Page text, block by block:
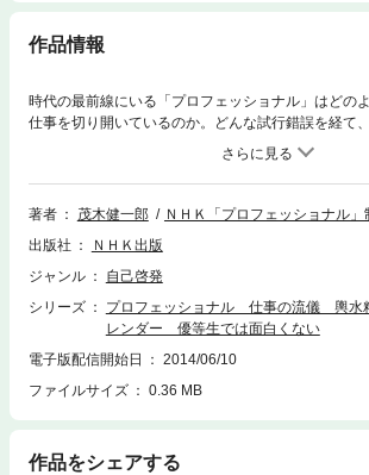
作品情報
時代の最前線にいる「プロフェッショナル」はどの
仕事を切り開いているのか。どんな試行錯誤を経て
か。時代をどのように見つめ、次に進んでいこうと
人気番組 『プロフェッショナル 仕事の流儀』より、
え、取り組もうとするすべての人にお届けする、待
ズ！■個性を響き合わせる 輿水精一（ウイスキーブ
高の賞を勝ち取った日本のウイスキーがある。その
をつくり上げた男が、ウイスキーブレンダ―の輿水
細で難しいウイスキーのブレンドに対して、常に「
は、「優等生では面白くない」という。その哲学の
（こしみず・せいいち）1949年 山梨県甲府市生まれ
社研究センターで、ウイスキーの貯蔵、熟成の研究
年 「響21年」がこの年より三年連続「International
著者 茂木健一郎
ＮＨＫ「プロフェッショナル」
出版社
ＮＨＫ出版
ジャンル
自己啓発
シリーズ
プロフェッショナル 仕事の流儀 輿
レンダー 優等生では面白くない
電子版配信開始日
2014/06/10
ファイルサイズ
0.36 MB
作品をシェアする